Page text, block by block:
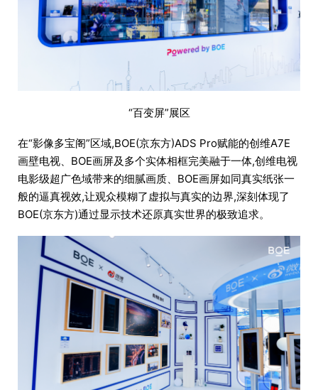
“百变屏”展区
在“影像多宝阁”区域,BOE(京东方)ADS Pro赋能的创维A7E
画壁电视、BOE画屏及多个实体相框完美融于一体,创维电视
电影级超广色域带来的细腻画质、BOE画屏如同真实纸张一
般的逼真视效,让观众模糊了虚拟与真实的边界,深刻体现了
BOE(京东方)通过显示技术还原真实世界的极致追求。